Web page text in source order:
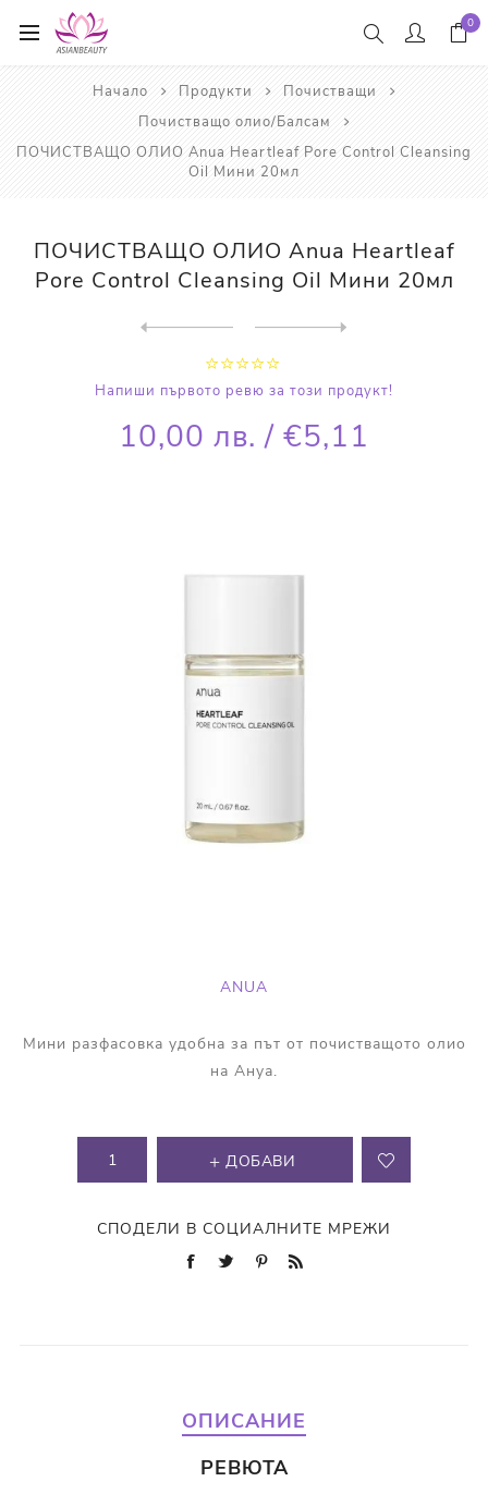
0
Начало Продукти
Почистващи
Почистващо олио/Балсам
ПОЧИСТВАЩО ОЛИО Anua Heartleaf Pore Control Cleansing
Oil Мини 20мл
ПОЧИСТВАЩО ОЛИО Anua Heartleaf
Pore Control Cleansing Oil Мини 20мл
Напиши първото ревю за този продукт!
10,00 лв. / €5,11
ANUA
Мини разфасовка удобна за път от почистващото олио
на Ануа.
ДОБАВИ
СПОДЕЛИ В СОЦИАЛНИТЕ МРЕЖИ
ОПИСАНИЕ
РЕВЮТА